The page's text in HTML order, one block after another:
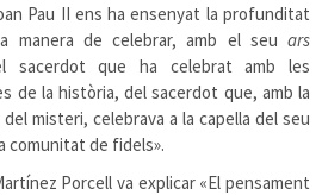
Pau II ens ha ensenyat la profunditat
manera de celebrar, amb el seu ars
sacerdot que ha celebrat amb les
de la història, del sacerdot que, amb la
misteri, celebrava a la capella del seu
comunitat de fidels».
Porcell va explicar «El pensament